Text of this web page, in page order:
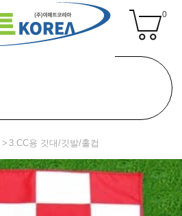
0
3.CC용 깃대/깃발/홀컵